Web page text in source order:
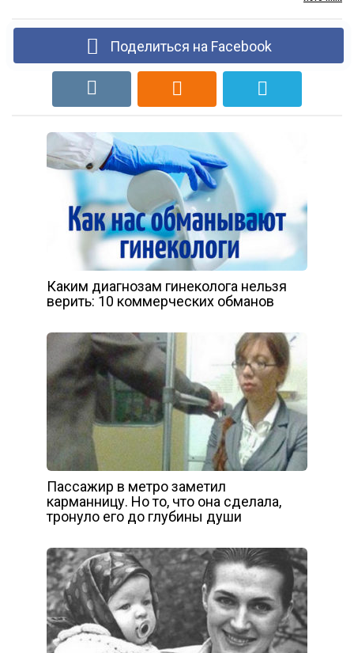
Поделиться на Facebook
Каким диагнозам гинеколога нельзя
верить: 10 коммерческих обманов
Пассажир в метро заметил
карманницу. Но то, что она сделала,
тронуло его до глубины души